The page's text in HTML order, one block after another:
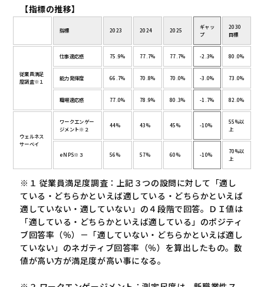
【指標の推移】
指標 2023 2024 2025
ギャッ
プ
2030
目標
従業員満足
度調査※１
仕事適応感 75.9% 77.7% 77.7% -2.3% 80.0%
能力発揮度 66.7% 70.8% 70.0% -3.0% 73.0%
職場適応感 77.0% 78.9% 80.3% -1.7% 82.0%
ウェルネス
サーベイ
ワークエンゲー
ジメント※２
44% 43% 45% -10%
55%以
上
eNPS※３ 56% 57% 60% -10%
70%以
上
※１ 従業員満足度調査：上記３つの設問に対して「適し
ている・どちらかといえば適している・どちらかといえば
適していない・適していない」の４段階で回答。ＤＩ値は
「適している・どちらかといえば適している」のポジティ
ブ回答率（％）－「適していない・どちらかといえば適し
ていない」のネガティブ回答率（％）を算出したもの。数
値が高い方が満足度が高い事になる。